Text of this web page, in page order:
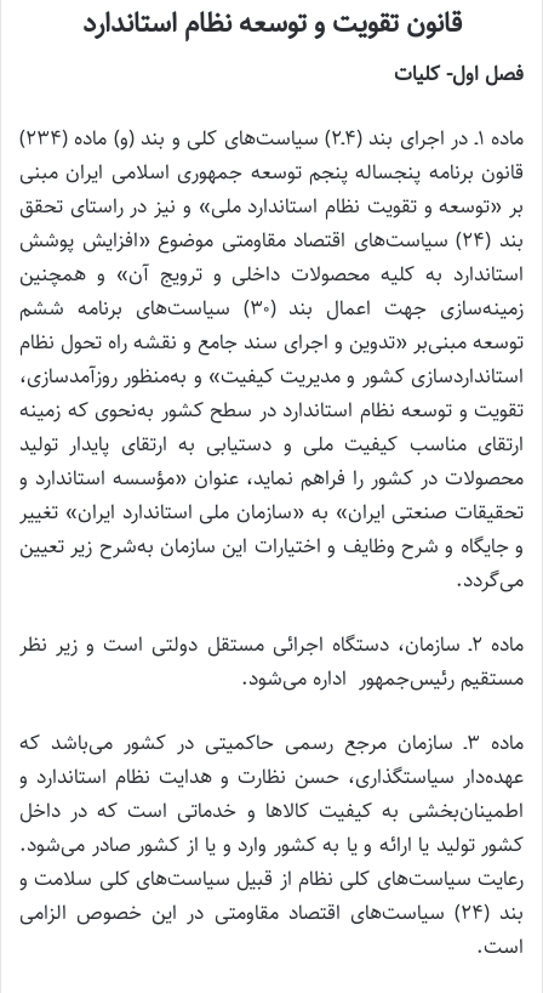
قانون تقویت و توسعه نظام استاندارد
فصل اول- کلیات
ماده ۱ـ در اجرای بند (۴ـ۲) سیاست‌های کلی و بند (و) ماده (۲۳۴)
قانون برنامه پنجساله پنجم توسعه جمهوری اسلامی ایران مبنی
بر «توسعه و تقویت نظام استاندارد ملی» و نیز در راستای تحقق
بند (۲۴) سیاست‌های اقتصاد مقاومتی موضوع «افزایش پوشش
استاندارد به کلیه محصولات داخلی و ترویج آن» و همچنین
زمینه‌سازی جهت اعمال بند (۳۰) سیاست‌های برنامه ششم
توسعه مبنی‌بر «تدوین و اجرای سند جامع و نقشه راه تحول نظام
استانداردسازی کشور و مدیریت کیفیت» و به‌منظور روزآمدسازی،
تقویت و توسعه نظام استاندارد در سطح کشور به‌نحوی که زمینه
ارتقای مناسب کیفیت ملی و دستیابی به ارتقای پایدار تولید
محصولات در کشور را فراهم نماید، عنوان «مؤسسه استاندارد و
تحقیقات صنعتی ایران» به «سازمان ملی استاندارد ایران» تغییر
و جایگاه و شرح وظایف و اختیارات این سازمان به‌شرح زیر تعیین
می‌گردد.
ماده ۲ـ سازمان، دستگاه اجرائی مستقل دولتی است و زیر نظر
مستقیم رئیس‌جمهور اداره می‌شود.
ماده ۳ـ سازمان مرجع رسمی حاکمیتی در کشور می‌باشد که
عهده‌دار سیاستگذاری، حسن نظارت و هدایت نظام استاندارد و
اطمینان‌بخشی به کیفیت کالاها و خدماتی است که در داخل
کشور تولید یا ارائه و یا به کشور وارد و یا از کشور صادر می‌شود.
رعایت سیاست‌های کلی نظام از قبیل سیاست‌های کلی سلامت و
بند (۲۴) سیاست‌های اقتصاد مقاومتی در این خصوص الزامی
است.